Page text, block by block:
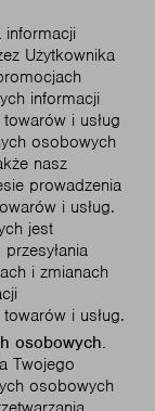
informacji
Użytkownika
informacji
i usług
osobowych
nasz
prowadzenia
i usług.
jest
i zmianach
i usług.
osobowych.
Twojego
osobowych